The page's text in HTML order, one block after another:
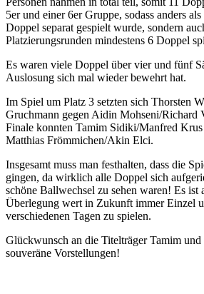
5er und einer 6er Gruppe, sodass anders
Doppel separat gespielt wurde, sondern
Platzierungsrunden mindestens 6 Doppel
Es waren viele Doppel über vier und fünf
Auslosung sich mal wieder bewehrt hat.
Im Spiel um Platz 3 setzten sich Thorsten
Gruchmann gegen Aidin Mohseni/Richard
Finale konnten Tamim Sidiki/Manfred Krus
Matthias Frömmichen/Akin Elci.
Insgesamt muss man festhalten, dass die
gingen, da wirklich alle Doppel sich
schöne Ballwechsel zu sehen waren! Es ist
Überlegung wert in Zukunft immer Einzel
verschiedenen Tagen zu spielen.
Glückwunsch an die Titelträger Tamim
souveräne Vorstellungen!